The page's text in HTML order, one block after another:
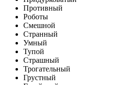
Противный
Роботы
Смешной
Странный
Умный
Тупой
Страшный
Трогательный
Грустный